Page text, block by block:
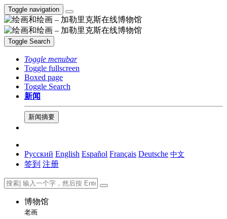
Toggle navigation
Toggle Search
Toggle menubar
Toggle fullscreen
Boxed page
Toggle Search
新闻
新闻摘要
Русский English Español Français Deutsche 中文
签到 注册
博物馆
老画